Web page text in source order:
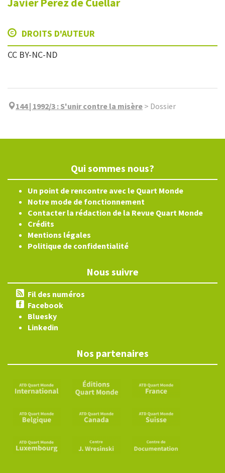
DROITS D'AUTEUR
CC BY-NC-ND
144 | 1992/3 : S'unir contre la misère > Dossier
Qui sommes nous?
Un point de rencontre avec le Quart Monde
Notre mode de fonctionnement
Contacter la rédaction de la Revue Quart Monde
Crédits
Mentions légales
Politique de confidentialité
Nous suivre
Fil des numéros
Facebook
Bluesky
Linkedin
Nos partenaires